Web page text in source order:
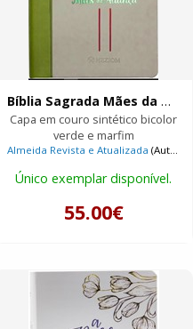
Bíblia Sagrada Mães da Aliança
Capa em couro sintético bicolor
verde e marfim
Almeida Revista e Atualizada (Autor)
Único exemplar disponível.
55.00€